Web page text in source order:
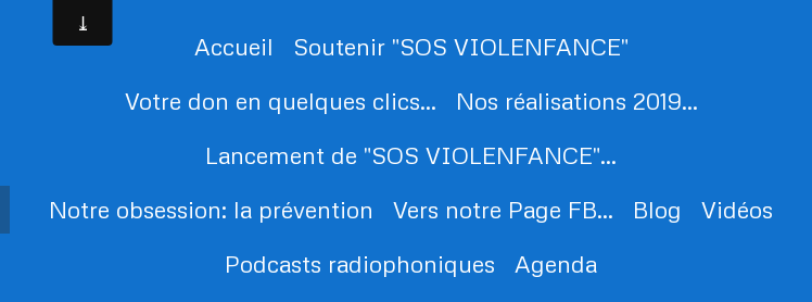
Accueil
Soutenir "SOS VIOLENFANCE"
Votre don en quelques clics...
Nos réalisations 2019...
Lancement de "SOS VIOLENFANCE"...
Notre obsession: la prévention
Vers notre Page FB... Blog
Vidéos
Podcasts radiophoniques
Agenda